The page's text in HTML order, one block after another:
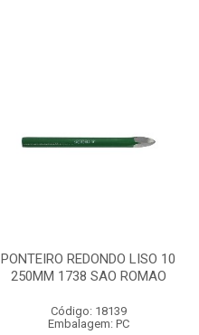
PONTEIRO REDONDO LISO 10
250MM 1738 SAO ROMAO
Código: 18139
Embalagem: PC